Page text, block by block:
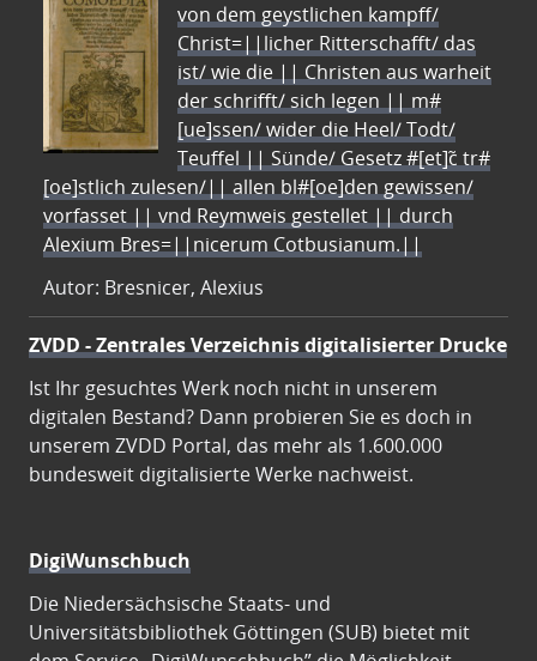
von dem geystlichen kampff/
Christ=||licher Ritterschafft/ das
ist/ wie die || Christen aus warheit
der schrifft/ sich legen || m#
[ue]ssen/ wider die Heel/ Todt/
Teuffel || Sünde/ Gesetz #[et]c̃ tr#
[oe]stlich zulesen/|| allen bl#[oe]den gewissen/
vorfasset || vnd Reymweis gestellet || durch
Alexium Bres=||nicerum Cotbusianum.||
Autor: Bresnicer, Alexius
ZVDD - Zentrales Verzeichnis digitalisierter Drucke
Ist Ihr gesuchtes Werk noch nicht in unserem
digitalen Bestand? Dann probieren Sie es doch in
unserem ZVDD Portal, das mehr als 1.600.000
bundesweit digitalisierte Werke nachweist.
DigiWunschbuch
Die Niedersächsische Staats- und
Universitätsbibliothek Göttingen (SUB) bietet mit